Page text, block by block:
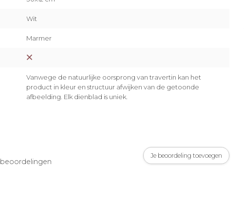
Wit
Marmer
Vanwege de natuurlijke oorsprong van travertin kan het
product in kleur en structuur afwijken van de getoonde
afbeelding. Elk dienblad is uniek.
beoordelingen
Je beoordeling toevoegen